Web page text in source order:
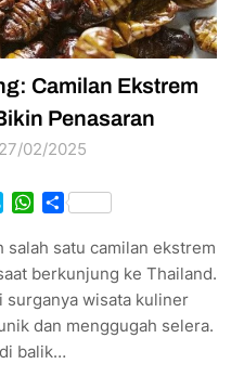
Camilan Ekstrem
Penasaran
02/2025
SkypeWhatsApp
Share
salah satu camilan ekstrem
berkunjung ke Thailand.
surganya wisata kuliner
dan menggugah selera.
balik…